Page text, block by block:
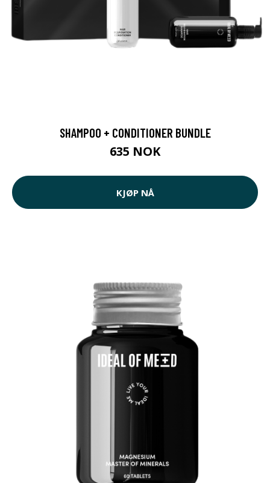
SHAMPOO + CONDITIONER BUNDLE
635 NOK
KJØP NÅ